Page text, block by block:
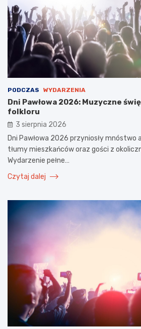
PODCZAS WYDARZENIA
Dni Pawłowa 2026: Muzyczne
folkloru
3 sierpnia 2026
Dni Pawłowa 2026 przyniosły mnóstwo
tłumy mieszkańców oraz gości z
Wydarzenie pełne…
Czytaj dalej